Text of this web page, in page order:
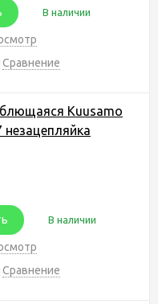
В наличии
Сравнение
Kuusamo
незацепляйка
В наличии
Сравнение